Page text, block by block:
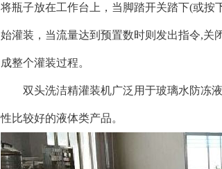
将瓶子放在工作台上，当脚踏开关踏下(或
始灌装，当流量达到预置数时则发出指令,关
成整个灌装过程。
双头洗洁精灌装机广泛用于玻璃水防冻
性比较好的液体类产品。